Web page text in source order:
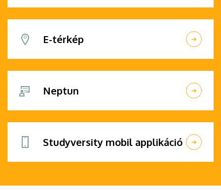
E-térkép
Neptun
Studyversity mobil applikáció